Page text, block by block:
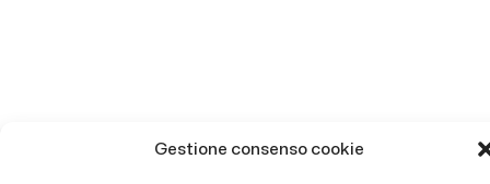
Gestione consenso cookie